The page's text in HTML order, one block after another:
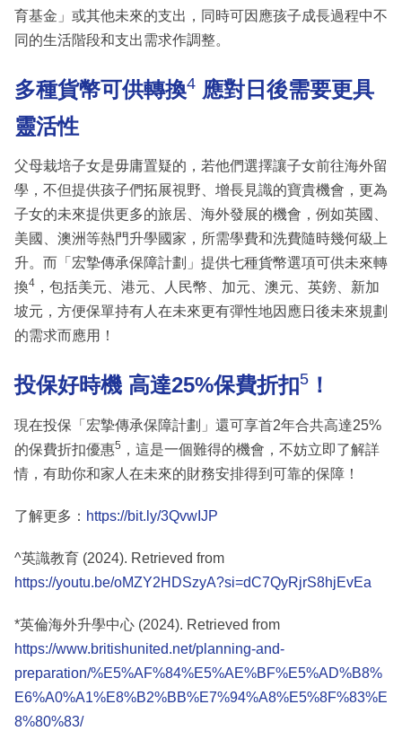
育基金」或其他未來的支出，同時可因應孩子成長過程中不
同的生活階段和支出需求作調整。
多種貨幣可供轉換4 應對日後需要更具
靈活性
父母栽培子女是毋庸置疑的，若他們選擇讓子女前往海外留
學，不但提供孩子們拓展視野、增長見識的寶貴機會，更為
子女的未來提供更多的旅居、海外發展的機會，例如英國、
美國、澳洲等熱門升學國家，所需學費和洗費隨時幾何級上
升。而「宏摯傳承保障計劃」提供七種貨幣選項可供未來轉
換4 ，包括美元、港元、人民幣、加元、澳元、英鎊、新加
坡元，方便保單持有人在未來更有彈性地因應日後未來規劃
的需求而應用！
投保好時機 高達25%保費折扣5 ！
現在投保「宏摯傳承保障計劃」還可享首2年合共高達25%
的保費折扣優惠5 ，這是一個難得的機會，不妨立即了解詳
情，有助你和家人在未來的財務安排得到可靠的保障！
了解更多： https://bit.ly/3QvwIJP
^英識教育 (2024). Retrieved from
https://youtu.be/oMZY2HDSzyA?si=dC7QyRjrS8hjEvEa
*英倫海外升學中心 (2024). Retrieved from
https://www.britishunited.net/planning-and-
preparation/%E5%AF%84%E5%AE%BF%E5%AD%B8%
E6%A0%A1%E8%B2%BB%E7%94%A8%E5%8F%83%E
8%80%83/